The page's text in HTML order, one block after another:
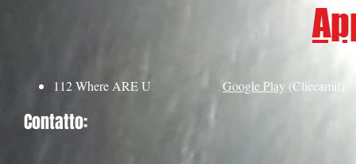
112 Where ARE U Google Play (Cliccami!)
Contatto: